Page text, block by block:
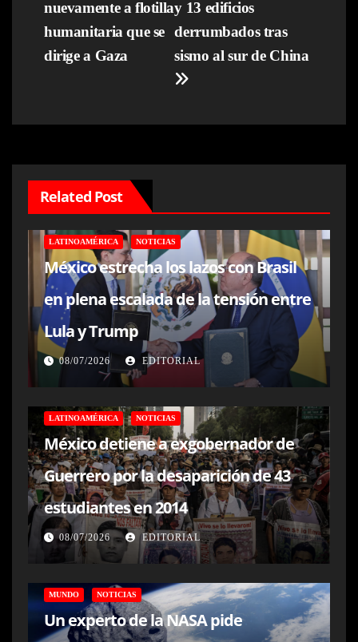
de
entradas
y 13 edificios
derrumbados tras
sismo al sur de China
nuevamente a flotilla
humanitaria que se
dirige a Gaza
Related Post
LATINOAMÉRICA NOTICIAS
México estrecha los lazos con Brasil
en plena escalada de la tensión entre
Lula y Trump
08/07/2026 EDITORIAL
LATINOAMÉRICA NOTICIAS
México detiene a exgobernador de
Guerrero por la desaparición de 43
estudiantes en 2014
08/07/2026 EDITORIAL
MUNDO NOTICIAS
Un experto de la NASA pide